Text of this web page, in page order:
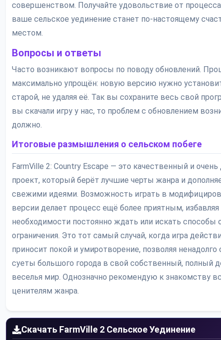
совершенством. Получайте удовольствие от
ваше сельское уединение станет по-настоящему
местом.
Вопросы и ответы
Часто возникают вопросы по поводу обновлений.
максимально упрощён: новую версию нужно
старой, не удаляя её. Так вы сохраните весь свой
вы скачали игру у нас, то проблем с обновлением
должно.
Итоговые размышления о сельском побеге
FarmVille 2: Country Escape — это качественный и
проект, который берёт лучшие черты жанра и
свежими идеями. Возможность играть в
версии делает процесс ещё более приятным, избавляя
необходимости постоянно ждать или искать способы
ограничения. Это тот самый случай, когда игра
приносит покой и умиротворение, позволяя
суеты большого города в свой собственный, полный
веселья мир. Однозначно рекомендую к знакомству
ценителям жанра.
Скачать FarmVille 2 Сельское Уединение